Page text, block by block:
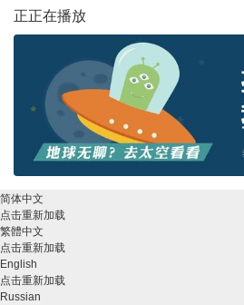
正正在播放
简体中文
点击重新加载
繁體中文
点击重新加载
English
点击重新加载
Russian